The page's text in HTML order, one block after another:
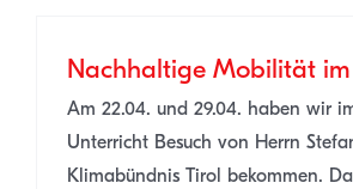
Nachhaltige Mobilität im
Am 22.04. und 29.04. haben wir
Unterricht Besuch von Herrn
Klimabündnis Tirol bekommen.